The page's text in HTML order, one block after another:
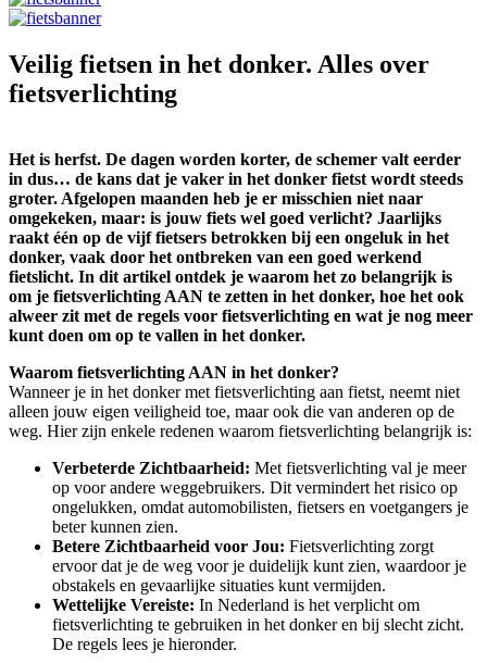
Veilig fietsen in het donker. Alles over
fietsverlichting
Het is herfst. De dagen worden korter, de schemer valt eerder
in dus… de kans dat je vaker in het donker fietst wordt steeds
groter. Afgelopen maanden heb je er misschien niet naar
omgekeken, maar: is jouw fiets wel goed verlicht? Jaarlijks
raakt één op de vijf fietsers betrokken bij een ongeluk in het
donker, vaak door het ontbreken van een goed werkend
fietslicht. In dit artikel ontdek je waarom het zo belangrijk is
om je fietsverlichting AAN te zetten in het donker, hoe het ook
alweer zit met de regels voor fietsverlichting en wat je nog meer
kunt doen om op te vallen in het donker.
Waarom fietsverlichting AAN in het donker?
Wanneer je in het donker met fietsverlichting aan fietst, neemt niet
alleen jouw eigen veiligheid toe, maar ook die van anderen op de
weg. Hier zijn enkele redenen waarom fietsverlichting belangrijk is:
Verbeterde Zichtbaarheid: Met fietsverlichting val je meer
op voor andere weggebruikers. Dit vermindert het risico op
ongelukken, omdat automobilisten, fietsers en voetgangers je
beter kunnen zien.
Betere Zichtbaarheid voor Jou: Fietsverlichting zorgt
ervoor dat je de weg voor je duidelijk kunt zien, waardoor je
obstakels en gevaarlijke situaties kunt vermijden.
Wettelijke Vereiste: In Nederland is het verplicht om
fietsverlichting te gebruiken in het donker en bij slecht zicht.
De regels lees je hieronder.